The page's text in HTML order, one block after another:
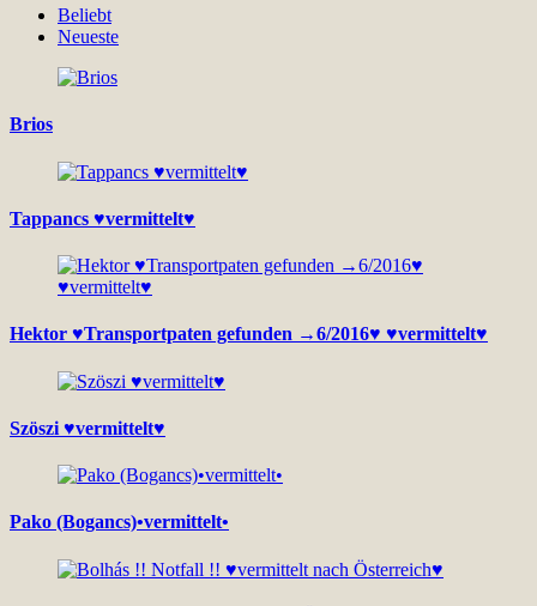
Beliebt
Neueste
Brios
Tappancs ♥vermittelt♥
Hektor ♥Transportpaten gefunden →6/2016♥ ♥vermittelt♥
Szöszi ♥vermittelt♥
Pako (Bogancs)•vermittelt•